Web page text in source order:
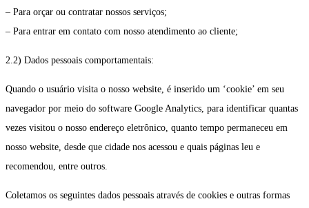
– Para orçar ou contratar nossos serviços;
– Para entrar em contato com nosso atendimento ao cliente;
2.2) Dados pessoais comportamentais:
Quando o usuário visita o nosso website, é inserido um ‘cookie’ em seu
navegador por meio do software Google Analytics, para identificar quantas
vezes visitou o nosso endereço eletrônico, quanto tempo permaneceu em
nosso website, desde que cidade nos acessou e quais páginas leu e
recomendou, entre outros.
Coletamos os seguintes dados pessoais através de cookies e outras formas